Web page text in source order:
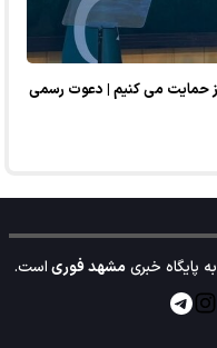
حمایت می کنیم | دعوت رسمی
پایگاه خبریمشهد فوریاست.